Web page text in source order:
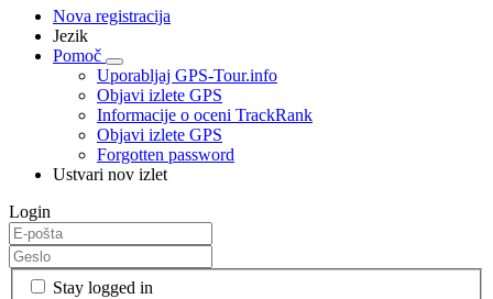
Nova registracija
Jezik
Pomoč
Uporabljaj GPS-Tour.info
Objavi izlete GPS
Informacije o oceni TrackRank
Objavi izlete GPS
Forgotten password
Ustvari nov izlet
Login
Stay logged in